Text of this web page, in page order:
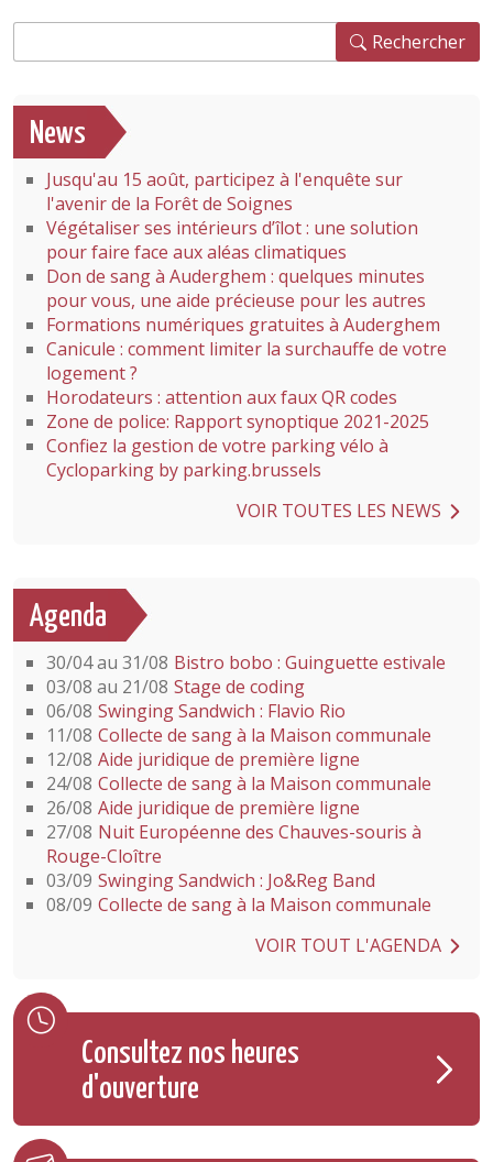
Rechercher
News
Jusqu'au 15 août, participez à l'enquête sur
l'avenir de la Forêt de Soignes
Végétaliser ses intérieurs d’îlot : une solution
pour faire face aux aléas climatiques
Don de sang à Auderghem : quelques minutes
pour vous, une aide précieuse pour les autres
Formations numériques gratuites à Auderghem
Canicule : comment limiter la surchauffe de votre
logement ?
Horodateurs : attention aux faux QR codes
Zone de police: Rapport synoptique 2021-2025
Confiez la gestion de votre parking vélo à
Cycloparking by parking.brussels
VOIR TOUTES LES NEWS
Agenda
30/04 au 31/08 Bistro bobo : Guinguette estivale
03/08 au 21/08 Stage de coding
06/08 Swinging Sandwich : Flavio Rio
11/08 Collecte de sang à la Maison communale
12/08 Aide juridique de première ligne
24/08 Collecte de sang à la Maison communale
26/08 Aide juridique de première ligne
27/08 Nuit Européenne des Chauves-souris à
Rouge-Cloître
03/09 Swinging Sandwich : Jo&Reg Band
08/09 Collecte de sang à la Maison communale
VOIR TOUT L'AGENDA
Consultez nos heures
d'ouverture